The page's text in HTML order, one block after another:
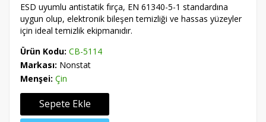
ESD uyumlu antistatik fırça, EN 61340-5-1 standardına
uygun olup, elektronik bileşen temizliği ve hassas yüzeyler
için ideal temizlik ekipmanıdır.
Ürün Kodu: CB-5114
Markası: Nonstat
Menşei: Çin
Sepete Ekle